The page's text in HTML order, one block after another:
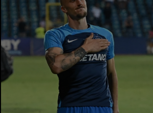
Liga 2
Cupa României
Echipa Națională
U21
Fotbal feminin
Special